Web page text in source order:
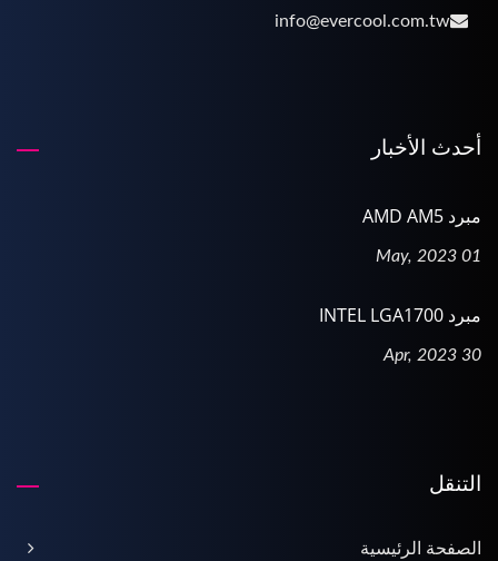
info@evercool.com.tw
أحدث الأخبار
مبرد AMD AM5
01 May, 2023
مبرد INTEL LGA1700
30 Apr, 2023
التنقل
الصفحة الرئيسية